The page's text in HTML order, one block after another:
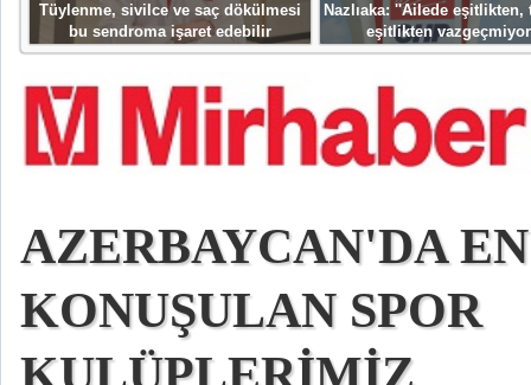
Tüylenme, sivilce ve saç dökülmesi
bu sendroma işaret edebilir
Nazlıaka: ''Ailede eşitlikten,
eşitlikten
AZERBAYCAN'DA
KONUŞULAN SPOR